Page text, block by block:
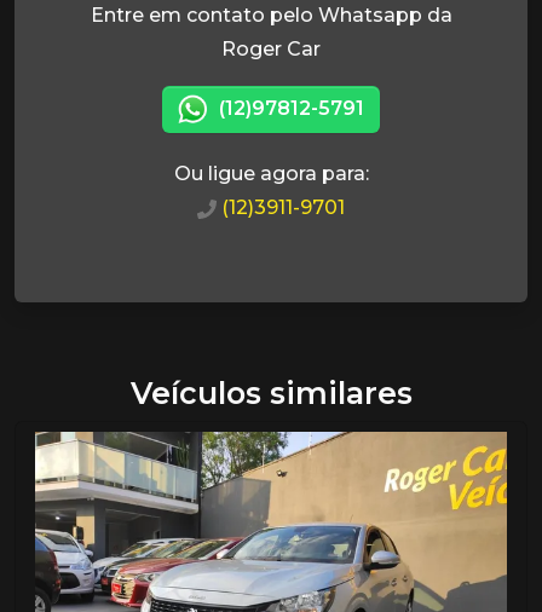
Entre em contato pelo Whatsapp da
Roger Car
(12)97812-5791
Ou ligue agora para:
(12)3911-9701
Veículos similares